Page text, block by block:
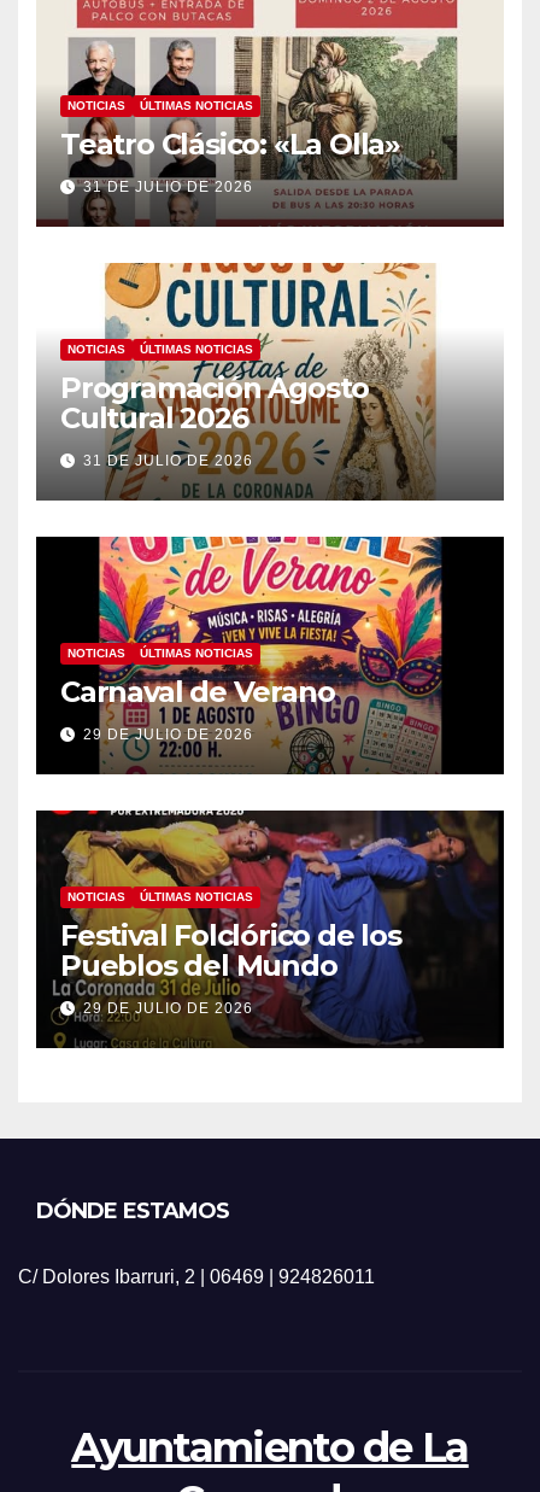
NOTICIAS ÚLTIMAS NOTICIAS
Teatro Clásico: «La Olla»
31 DE JULIO DE 2026
NOTICIAS ÚLTIMAS NOTICIAS
Programación Agosto
Cultural 2026
31 DE JULIO DE 2026
NOTICIAS ÚLTIMAS NOTICIAS
Carnaval de Verano
29 DE JULIO DE 2026
NOTICIAS ÚLTIMAS NOTICIAS
Festival Folclórico de los
Pueblos del Mundo
29 DE JULIO DE 2026
DÓNDE ESTAMOS
C/ Dolores Ibarruri, 2 | 06469 | 924826011
Ayuntamiento de La